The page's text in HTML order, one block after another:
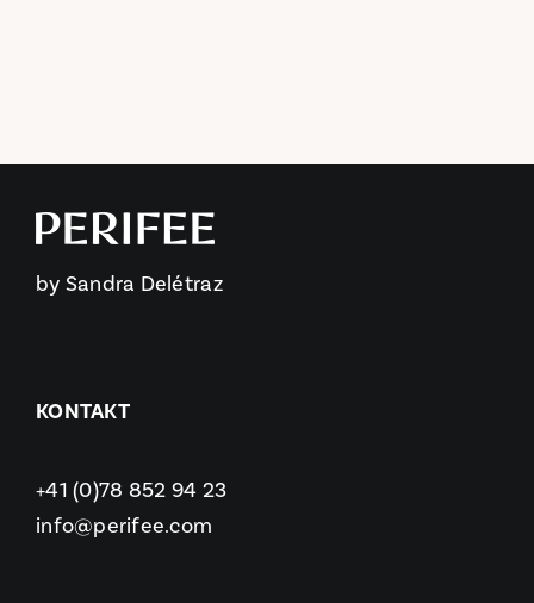
by Sandra Delétraz
KONTAKT
+41 (0)78 852 94 23
info@perifee.com